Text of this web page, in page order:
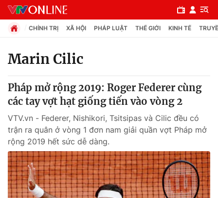
Chuyên mục
Chính trị
Xã hội
Pháp luật
Y tế
CHÍNH TRỊ XÃ HỘI PHÁP LUẬT THẾ GIỚI KINH TẾ
Marin Cilic
Pháp mở rộng 2019: Roger Federer cùng
các tay vợt hạt giống tiến vào vòng 2
VTV.vn - Federer, Nishikori, Tsitsipas và Cilic đều có
trận ra quân ở vòng 1 đơn nam giải quần vợt Pháp mở
rộng 2019 hết sức dễ dàng.